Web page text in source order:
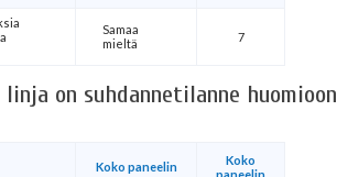
Samaa
mieltä
7
on suhdannetilanne huomioon
Koko paneelin
Koko